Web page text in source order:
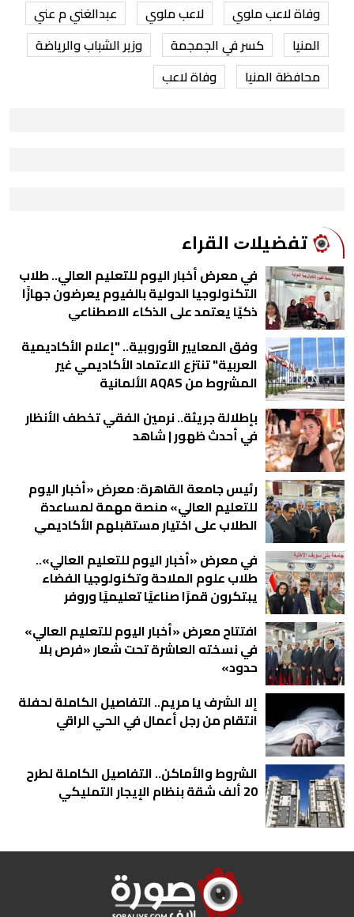
وفاة لاعب ملوي لاعب ملوي
عبدالغني م عني
المنيا
كسر في الجمجمة
وزير الشباب والرياضة
محافظة المنيا
وفاة لاعب
ﺗﻔﻀﻴﻼﺕ اﻟﻘﺮاء
في معرض أخبار اليوم للتعليم العالي.. طلاب
التكنولوجيا الدولية بالفيوم يعرضون جهازًا
ذكيًا يعتمد على الذكاء الاصطناعي
وفق المعايير الأوروبية.. "إعلام الأكاديمية
العربية" تنتزع الاعتماد الأكاديمي غير
المشروط من AQAS الألمانية
بإطلالة جريئة.. نرمين الفقي تخطف الأنظار
في أحدث ظهور | شاهد
رئيس جامعة القاهرة: معرض «أخبار اليوم
للتعليم العالي» منصة مهمة لمساعدة
الطلاب على اختيار مستقبلهم الأكاديمي
في معرض «أخبار اليوم للتعليم العالي»..
طلاب علوم الملاحة وتكنولوجيا الفضاء
يبتكرون قمرًا صناعيًا تعليميًا وروفر
افتتاح معرض «أخبار اليوم للتعليم العالي»
في نسخته العاشرة تحت شعار «فرص بلا
حدود»
إلا الشرف يا مريم.. التفاصيل الكاملة لحفلة
انتقام من رجل أعمال في الحي الراقي
الشروط والأماكن.. التفاصيل الكاملة لطرح
20 ألف شقة بنظام الإيجار التمليكي